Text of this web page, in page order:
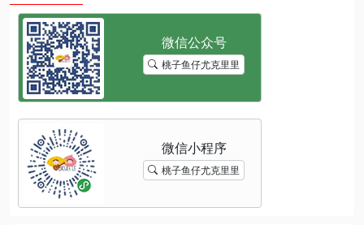
桃子鱼仔尤克里里
桃子鱼仔尤克里里